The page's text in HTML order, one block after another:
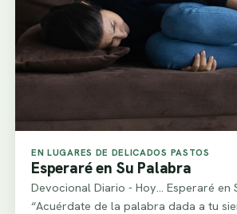
EN LUGARES DE DELICADOS PASTOS
Esperaré en Su Palabra
Devocional Diario - Hoy... Esperaré en
“Acuérdate de la palabra dada a tu